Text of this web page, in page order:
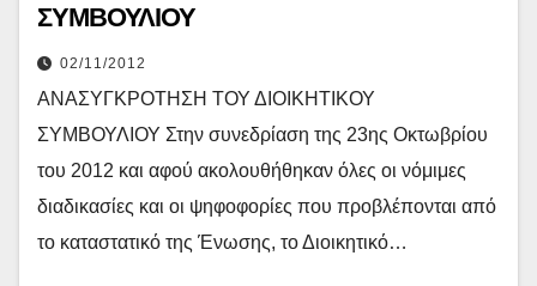
ΣΥΜΒΟΥΛΙΟΥ
02/11/2012
ΑΝΑΣΥΓΚΡΟΤΗΣΗ ΤΟΥ ΔΙΟΙΚΗΤΙΚΟΥ
ΣΥΜΒΟΥΛΙΟΥ Στην συνεδρίαση της 23ης Οκτωβρίου
του 2012 και αφού ακολουθήθηκαν όλες οι νόμιμες
διαδικασίες και οι ψηφοφορίες που προβλέπονται από
το καταστατικό της Ένωσης, το Διοικητικό…